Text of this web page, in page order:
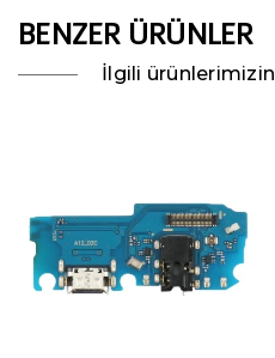
BENZER ÜRÜNLER
İlgili